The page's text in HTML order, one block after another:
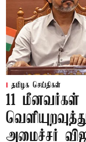
தமிழக செய்திகள்
11 மீனவர்கள்
அமைச்சர்